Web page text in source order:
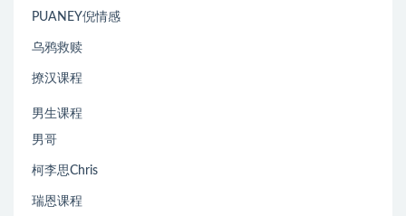
PUANEY倪情感
乌鸦救赎
撩汉课程
男生课程
男哥
柯李思Chris
瑞恩课程